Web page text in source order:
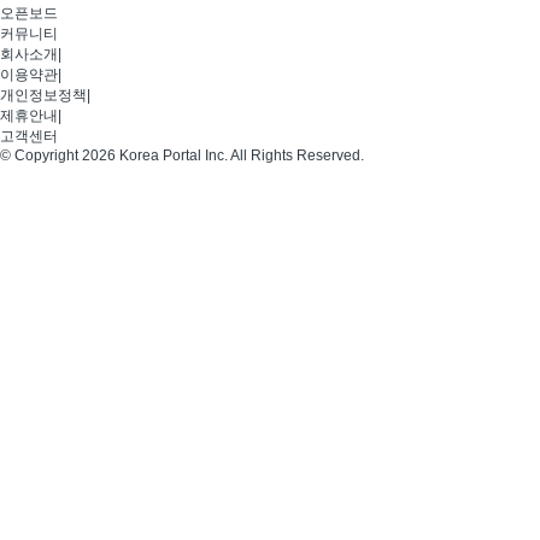
오픈보드
커뮤니티
회사소개
이용약관
개인정보정책
제휴안내
고객센터
© Copyright 2026 Korea Portal Inc. All Rights Reserved.